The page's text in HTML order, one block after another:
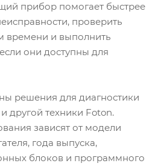
прибор помогает быстрее
проверить
времени и выполнить
они доступны для
решения для диагностики
другой техники Foton.
зависят от модели
года выпуска,
блоков и программного